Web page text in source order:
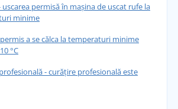
uscarea permisă în mașina de uscat rufe la
minime
a se călca la temperaturi minime
°C
- curățire profesională este